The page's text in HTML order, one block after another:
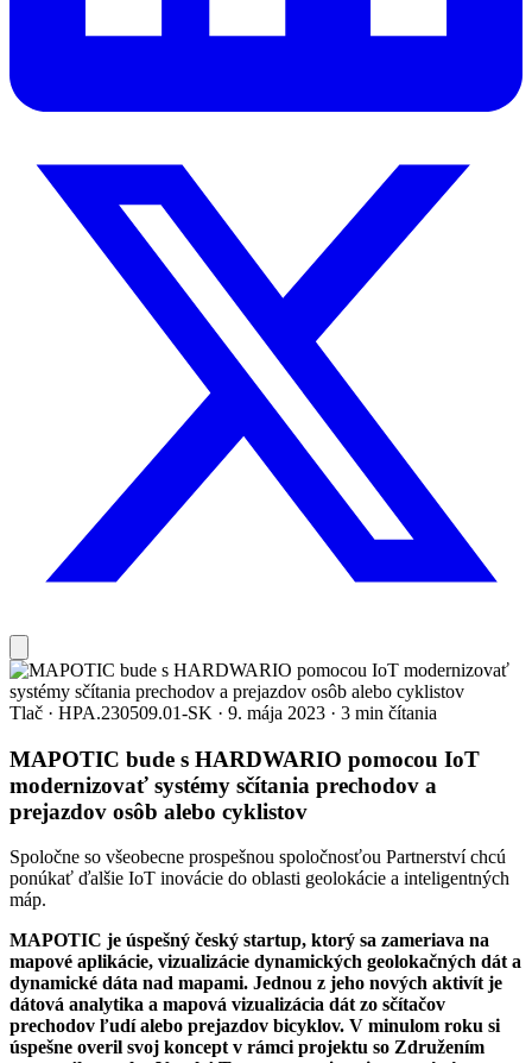
Tlač · HPA.230509.01-SK · 9. mája 2023 · 3 min čítania
MAPOTIC bude s HARDWARIO pomocou IoT
modernizovať systémy sčítania prechodov a
prejazdov osôb alebo cyklistov
Spoločne so všeobecne prospešnou spoločnosťou Partnerství chcú
ponúkať ďalšie IoT inovácie do oblasti geolokácie a inteligentných
máp.
MAPOTIC je úspešný český startup, ktorý sa zameriava na
mapové aplikácie, vizualizácie dynamických geolokačných dát a
dynamické dáta nad mapami. Jednou z jeho nových aktivít je
dátová analytika a mapová vizualizácia dát zo sčítačov
prechodov ľudí alebo prejazdov bicyklov. V minulom roku si
úspešne overil svoj koncept v rámci projektu so Združením